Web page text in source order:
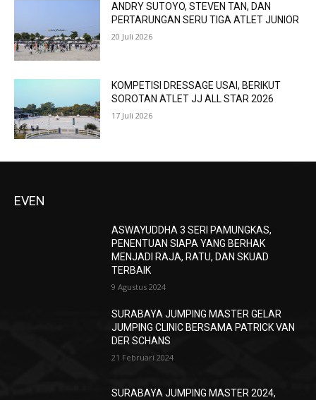
ANDRY SUTOYO, STEVEN TAN, DAN
PERTARUNGAN SERU TIGA ATLET JUNIOR
20 Juli 2026
KOMPETISI DRESSAGE USAI, BERIKUT
SOROTAN ATLET JJ ALL STAR 2026
17 Juli 2026
EVEN
ASWAYUDDHA 3 SERI PAMUNGKAS,
PENENTUAN SIAPA YANG BERHAK
MENJADI RAJA, RATU, DAN SKUAD
TERBAIK
9 Agustus 2024
SURABAYA JUMPING MASTER GELAR
JUMPING CLINIC BERSAMA PATRICK VAN
DER SCHANS
21 Februari 2024
SURABAYA JUMPING MASTER 2024,